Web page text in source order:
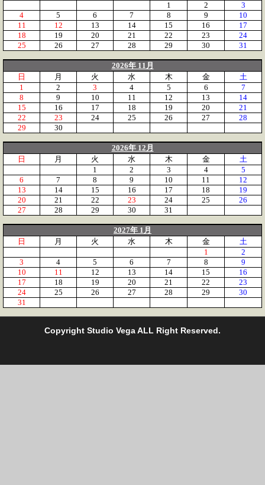
1
2
3
4
5 6 7 8 9
10
11
12 13 14 15 16
17
18
19 20 21 22 23
24
25
26 27 28 29 30 31
2026年 11月
日
月 火 水 木 金
土
1
2 3 4 5 6
7
8
9 10 11 12 13
14
15
16 17 18 19 20
21
22
23 24 25 26 27
28
29
30
2026年 12月
日
月 火 水 木 金
土
1
2 3 4
5
6
7 8 9 10 11
12
13
14 15 16 17 18
19
20
21 22 23 24 25
26
27
28 29 30 31
2027年 1月
日
月 火 水 木 金
土
1
2
3
4 5 6 7 8
9
10
11 12 13 14 15
16
17
18 19 20 21 22
23
24
25 26 27 28 29
30
31
Copyright Studio Vega ALL Right Reserved.